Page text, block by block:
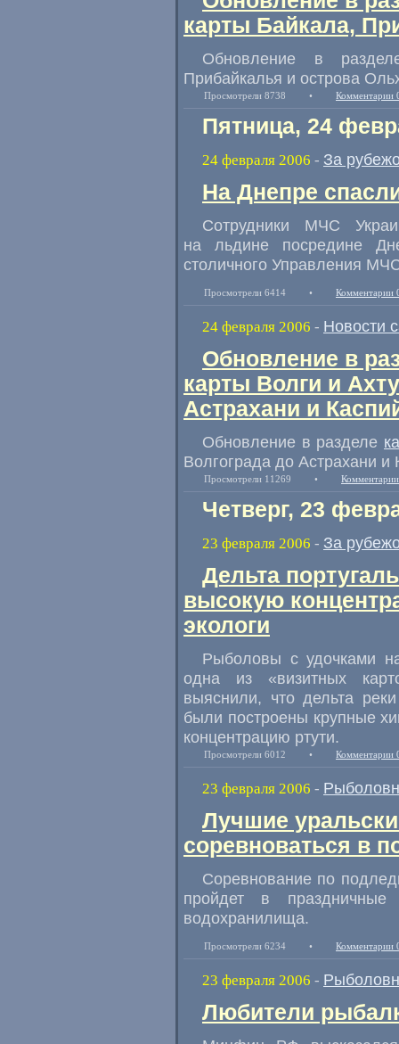
карты Байкала,
Обновление в
Прибайкалья и острова
Просмотрели 8738 • Комментарии
Пятница, 24
24 февраля 2006 - За
На Днепре
Сотрудники МЧС
на льдине посредине
столичного Управления
Просмотрели 6414 • Комментарии
24 февраля 2006 - Новости
Обновление в
карты Волги и
Астрахани и
Обновление в разделе
Волгограда до Астрахани и
Просмотрели 11269 •
Четверг, 23
23 февраля 2006 - За
Дельта
высокую
экологи
Рыболовы с удочками
одна из «визитных
выяснили, что дельта
были построены крупные
концентрацию ртути.
Просмотрели 6012 • Комментарии
23 февраля 2006 -
Лучшие
соревноваться в
Соревнование по
пройдет в праздничные
водохранилища.
Просмотрели 6234 • Комментарии
23 февраля 2006 -
Любители